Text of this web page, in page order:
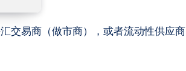
交易商（做市商），或者流动性供应商